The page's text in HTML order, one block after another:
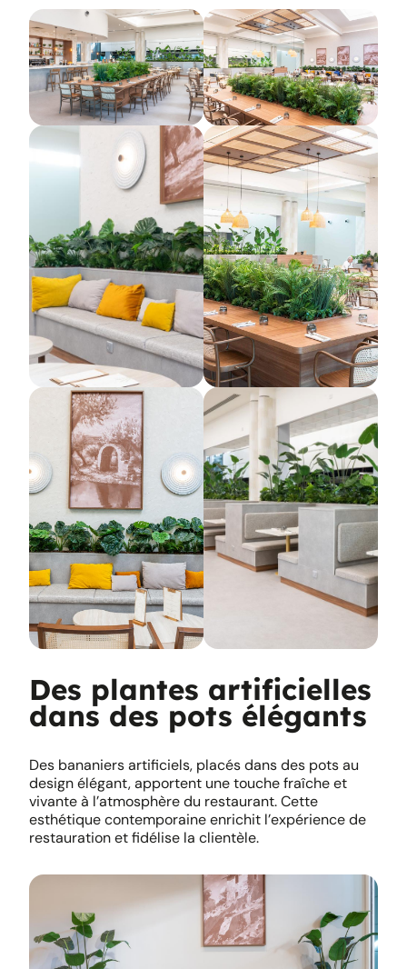
Des plantes artificielles
dans des pots élégants
Des bananiers artificiels, placés dans des pots au
design élégant, apportent une touche fraîche et
vivante à l’atmosphère du restaurant. Cette
esthétique contemporaine enrichit l’expérience de
restauration et fidélise la clientèle.